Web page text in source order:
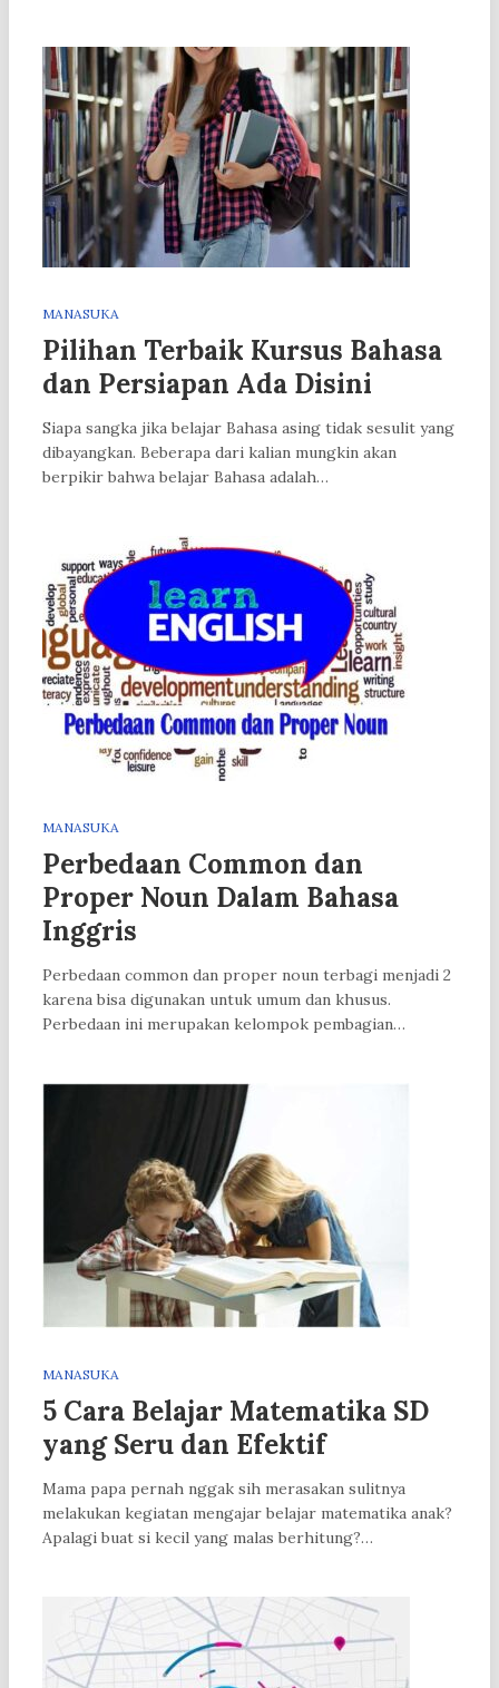
MANASUKA
Pilihan Terbaik Kursus Bahasa
dan Persiapan Ada Disini
Siapa sangka jika belajar Bahasa asing tidak sesulit yang
dibayangkan. Beberapa dari kalian mungkin akan
berpikir bahwa belajar Bahasa adalah…
MANASUKA
Perbedaan Common dan
Proper Noun Dalam Bahasa
Inggris
Perbedaan common dan proper noun terbagi menjadi 2
karena bisa digunakan untuk umum dan khusus.
Perbedaan ini merupakan kelompok pembagian…
MANASUKA
5 Cara Belajar Matematika SD
yang Seru dan Efektif
Mama papa pernah nggak sih merasakan sulitnya
melakukan kegiatan mengajar belajar matematika anak?
Apalagi buat si kecil yang malas berhitung?…